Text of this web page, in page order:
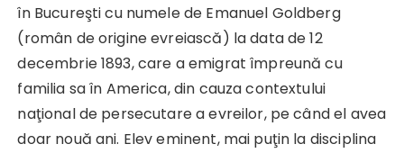
în Bucureşti cu numele de Emanuel Goldberg
(român de origine evreiască) la data de 12
decembrie 1893, care a emigrat împreună cu
familia sa în America, din cauza contextului
naţional de persecutare a evreilor, pe când el avea
doar nouă ani. Elev eminent, mai puţin la disciplina